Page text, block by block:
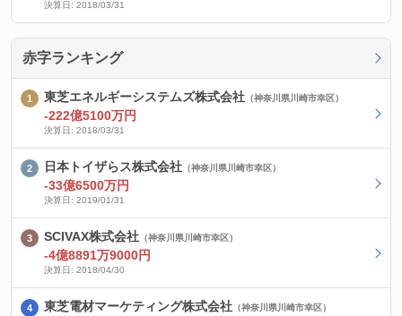
決算日: 2018/03/31
赤字ランキング
東芝エネルギーシステムズ株式会社 （神奈川県川崎市幸区）
-222億5100万円
決算日: 2018/03/31
日本トイザらス株式会社 （神奈川県川崎市幸区）
-33億6500万円
決算日: 2019/01/31
SCIVAX株式会社 （神奈川県川崎市幸区）
-4億8891万9000円
決算日: 2018/04/30
東芝電材マーケティング株式会社 （神奈川県川崎市幸区）